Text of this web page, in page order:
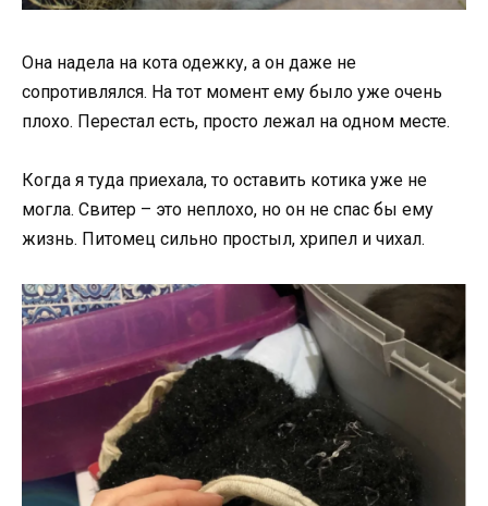
Она надела на кота одежку, а он даже не
сопротивлялся. На тот момент ему было уже очень
плохо. Перестал есть, просто лежал на одном месте.
Когда я туда приехала, то оставить котика уже не
могла. Свитер – это неплохо, но он не спас бы ему
жизнь. Питомец сильно простыл, хрипел и чихал.